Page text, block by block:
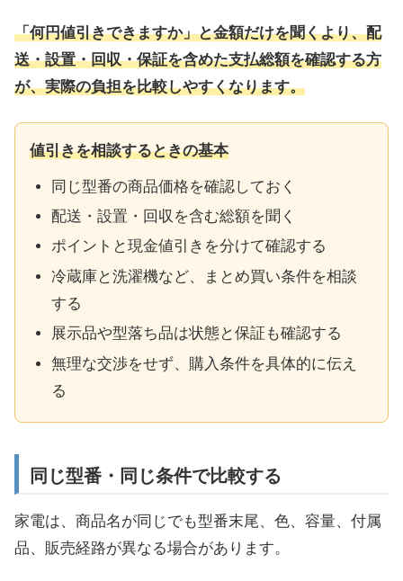
「何円値引きできますか」と金額だけを聞くより、配
送・設置・回収・保証を含めた支払総額を確認する方
が、実際の負担を比較しやすくなります。
値引きを相談するときの基本
同じ型番の商品価格を確認しておく
配送・設置・回収を含む総額を聞く
ポイントと現金値引きを分けて確認する
冷蔵庫と洗濯機など、まとめ買い条件を相談
する
展示品や型落ち品は状態と保証も確認する
無理な交渉をせず、購入条件を具体的に伝え
る
同じ型番・同じ条件で比較する
家電は、商品名が同じでも型番末尾、色、容量、付属
品、販売経路が異なる場合があります。